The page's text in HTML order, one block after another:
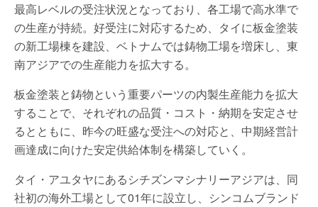
最高レベルの受注状況となっており、各工場で高水準で
の生産が持続。好受注に対応するため、タイに板金塗装
の新工場棟を建設、ベトナムでは鋳物工場を増床し、東
南アジアでの生産能力を拡大する。
板金塗装と鋳物という重要パーツの内製生産能力を拡大
することで、それぞれの品質・コスト・納期を安定させ
るとともに、昨今の旺盛な受注への対応と、中期経営計
画達成に向けた安定供給体制を構築していく。
タイ・アユタヤにあるシチズンマシナリーアジアは、同
社初の海外工場として01年に設立し、シンコムブランド